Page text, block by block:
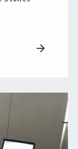
arrow_forward